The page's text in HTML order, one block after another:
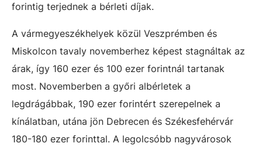
forintig terjednek a bérleti díjak.
A vármegyeszékhelyek közül Veszprémben és
Miskolcon tavaly novemberhez képest stagnáltak az
árak, így 160 ezer és 100 ezer forintnál tartanak
most. Novemberben a győri albérletek a
legdrágábbak, 190 ezer forintért szerepelnek a
kínálatban, utána jön Debrecen és Székesfehérvár
180-180 ezer forinttal. A legolcsóbb nagyvárosok